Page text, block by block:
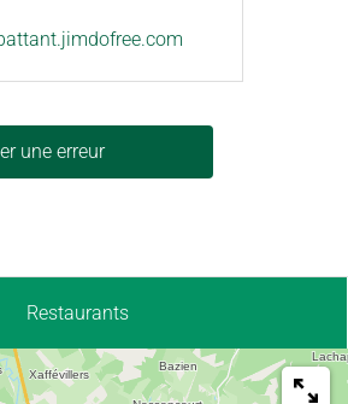
une erreur
Restaurants